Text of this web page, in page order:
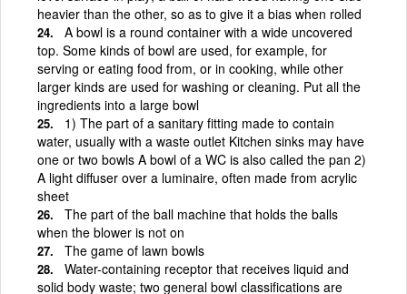
heavier than the other, so as to give it a bias when rolled
A bowl is a round container with a wide uncovered
top. Some kinds of bowl are used, for example, for
serving or eating food from, or in cooking, while other
larger kinds are used for washing or cleaning. Put all the
ingredients into a large bowl
1) The part of a sanitary fitting made to contain
water, usually with a waste outlet Kitchen sinks may have
one or two bowls A bowl of a WC is also called the pan 2)
A light diffuser over a luminaire, often made from acrylic
sheet
The part of the ball machine that holds the balls
when the blower is not on
The game of lawn bowls
Water-containing receptor that receives liquid and
solid body waste; two general bowl classifications are